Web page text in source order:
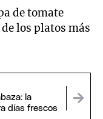
de tomate
los platos más
la
días frescos